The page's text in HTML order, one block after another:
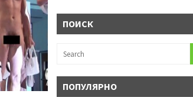
ПОИСК
ПОПУЛЯРНО